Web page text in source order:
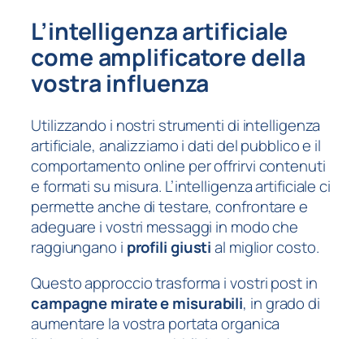
L’intelligenza artificiale
come amplificatore della
vostra influenza
Utilizzando i nostri strumenti di intelligenza
artificiale, analizziamo i dati del pubblico e il
comportamento online per offrirvi contenuti
e formati su misura. L’intelligenza artificiale ci
permette anche di testare, confrontare e
adeguare i vostri messaggi in modo che
raggiungano i profili giustial miglior costo.
Questo approccio trasforma i vostri post in
campagne mirate e misurabili, in grado di
aumentare la vostra portata organica